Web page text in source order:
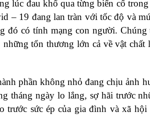
lúc đau khổ qua từng biến cố trong
– 19 đang lan tràn với tốc độ và
đó có tính mạng con người.
tổn thương lớn cả về vật
phần không nhỏ đang chịu ảnh
tháng ngày lo lắng, sợ hãi trước
sức ép của gia đình và xã